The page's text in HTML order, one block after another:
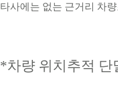
타사에는 없는 근거리 차
*차량 위치추적